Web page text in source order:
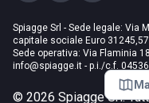
Spiagge Srl - Sede legale: Via
capitale sociale Euro
Sede operativa: Via Flaminia
info@spiagge.it - p.i./c.f.
© 2026 Spiagge Srl.